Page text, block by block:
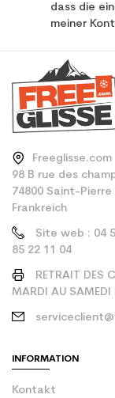
dass die
meiner
Freeglisse.com
98 B rue des
74800 Saint-Pierre
Frankreich
Site web : 04
85 22 11 04
RETRAIT DES
MARDI AU
INFORMATION
Kontakt